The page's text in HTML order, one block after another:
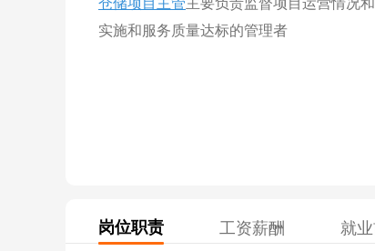
仓储项目主管主要负责监督项目运营情况
实施和服务质量达标的管理者
岗位职责 工资薪酬 就